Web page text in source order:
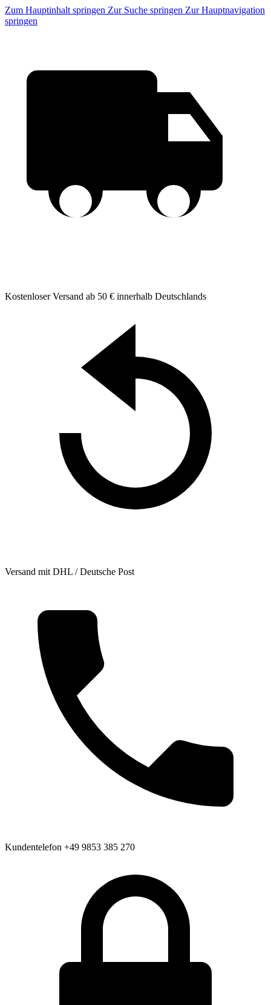
Zum Hauptinhalt springen Zur Suche springen Zur Hauptnavigation
springen
Kostenloser Versand ab 50 € innerhalb Deutschlands
Versand mit DHL / Deutsche Post
Kundentelefon +49 9853 385 270